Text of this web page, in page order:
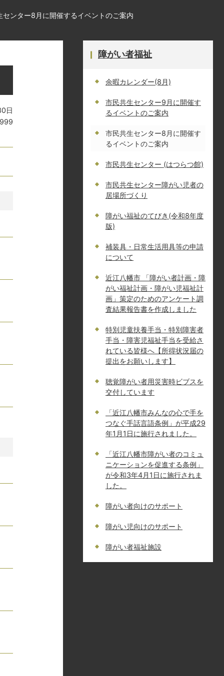
センター8月に開催するイベントのご案内
日
障がい者福祉
余暇カレンダー(8月)
市民共生センター9月に開催す
るイベントのご案内
市民共生センター8月に開催す
るイベントのご案内
市民共生センター (はつらつ館)
市民共生センター障がい児者の
居場所づくり
障がい福祉のてびき(令和8年度
版)
補装具・日常生活用具等の申請
について
近江八幡市 「障がい者計画・障
がい福祉計画・障がい児福祉計
画」策定のためのアンケート調
査結果報告書を作成しました
特別児童扶養手当・特別障害者
手当・障害児福祉手当を受給さ
れている皆様へ【所得状況届の
提出をお願いします】
聴覚障がい者用災害時ビブスを
交付しています
「近江八幡市みんなの心で手を
つなぐ手話言語条例」が平成29
年1月1日に施行されました。
「近江八幡市障がい者のコミュ
ニケーションを促進する条例」
が令和3年4月1日に施行されま
した。
障がい者向けのサポート
障がい児向けのサポート
障がい者福祉施設